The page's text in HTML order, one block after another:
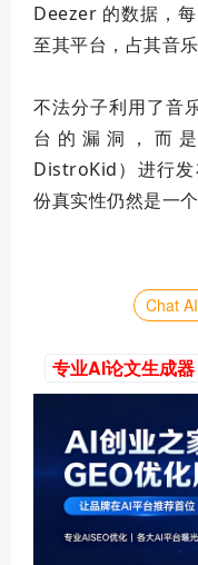
Deezer 的数据，
至其平台，占其音
不法分子利用了音
台的漏洞，而
DistroKid）进行
份真实性仍然是一
Chat
专业AI论文生成